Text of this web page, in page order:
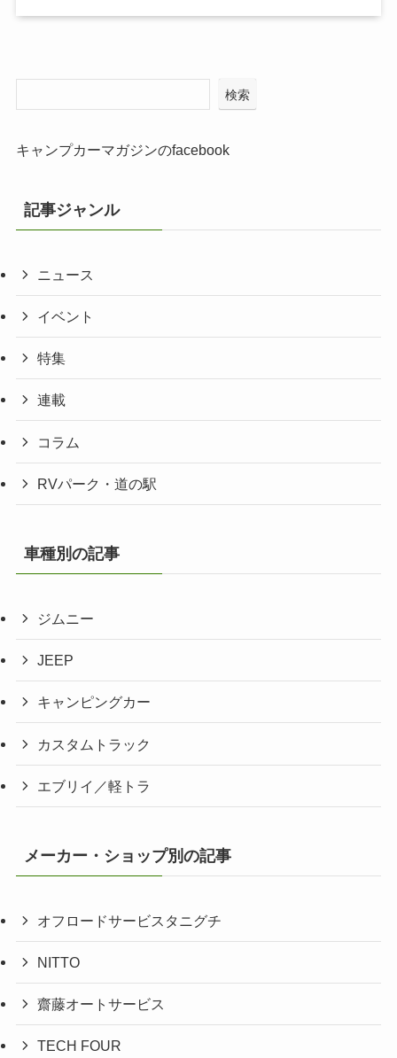
検索
キャンプカーマガジンのfacebook
記事ジャンル
ニュース
イベント
特集
連載
コラム
RVパーク・道の駅
車種別の記事
ジムニー
JEEP
キャンピングカー
カスタムトラック
エブリイ／軽トラ
メーカー・ショップ別の記事
オフロードサービスタニグチ
NITTO
齋藤オートサービス
TECH FOUR